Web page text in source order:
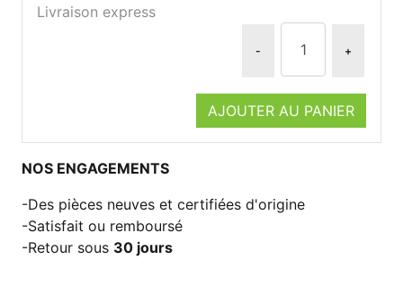
Livraison express
- +
AJOUTER AU PANIER
NOS ENGAGEMENTS
Des pièces neuves et certifiées d'origine
Satisfait ou remboursé
Retour sous 30 jours